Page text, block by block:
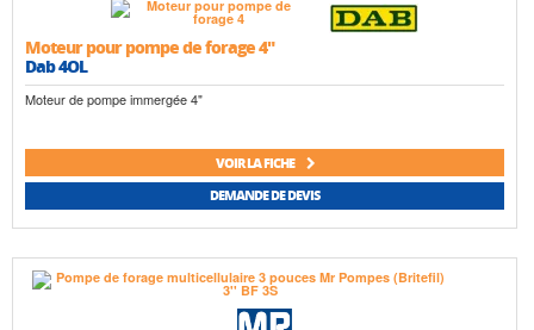
Moteur pour pompe de forage 4"
Dab 4OL
Moteur de pompe immergée 4"
VOIR LA FICHE
DEMANDE DE DEVIS